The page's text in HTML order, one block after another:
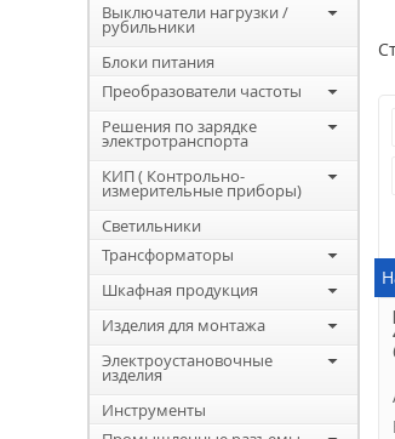
Выключатели нагрузки /
рубильники
Блоки питания
Преобразователи частоты
Решения по зарядке
электротранспорта
КИП ( Контрольно-
измерительные приборы)
Светильники
Трансформаторы
Шкафная продукция
Изделия для монтажа
Электроустановочные
изделия
Инструменты